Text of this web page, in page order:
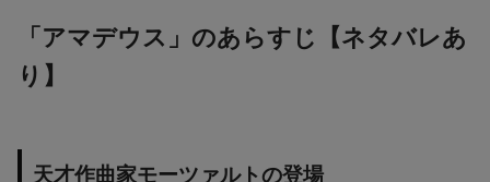
「アマデウス」のあらすじ【ネタバレあ
り】
天才作曲家モーツァルトの登場